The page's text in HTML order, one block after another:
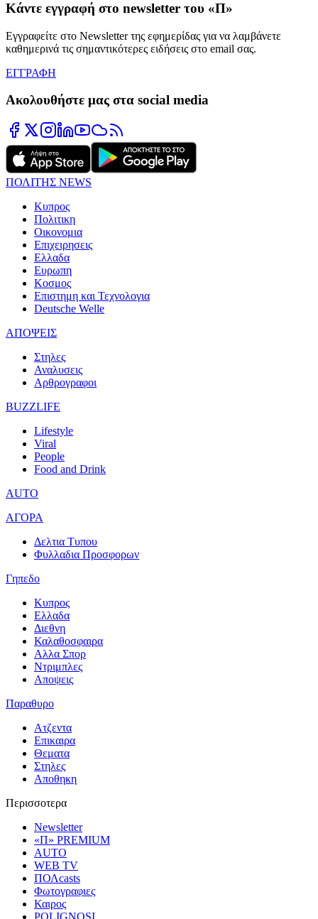
Κάντε εγγραφή στο newsletter του «Π»
Εγγραφείτε στο Newsletter της εφημερίδας για να λαμβάνετε
καθημερινά τις σημαντικότερες ειδήσεις στο email σας.
ΕΓΓΡΑΦΗ
Ακολουθήστε μας στα social media
ΠΟΛΙΤΗΣ NEWS
Κυπρος
Πολιτικη
Οικονομια
Επιχειρησεις
Ελλαδα
Ευρωπη
Κοσμος
Επιστημη και Τεχνολογια
Deutsche Welle
ΑΠΟΨΕΙΣ
Στηλες
Αναλυσεις
Αρθρογραφοι
BUZZLIFE
Lifestyle
Viral
People
Food and Drink
AUTO
ΑΓΟΡΑ
Δελτια Τυπου
Φυλλαδια Προσφορων
Γηπεδο
Κυπρος
Ελλαδα
Διεθνη
Καλαθοσφαιρα
Αλλα Σπορ
Ντριμπλες
Αποψεις
Παραθυρο
Ατζεντα
Επικαιρα
Θεματα
Στηλες
Αποθηκη
Περισσοτερα
Newsletter
«Π» PREMIUM
AUTO
WEB TV
ΠΟΛcasts
Φωτογραφιες
Καιρος